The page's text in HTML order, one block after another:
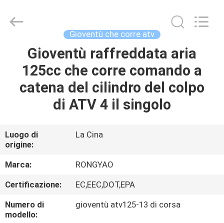
CASA
PRODOTTI
NOI
GIRO
DELLA
FABBRICA
Rongyao
Vehicle
Gioventù che corre atv
Gioventù raffreddata aria
125cc che corre comando a
catena del cilindro del colpo
di ATV 4 il singolo
Luogo di
origine:
La Cina
Marca:
RONGYAO
Certificazione:
EC,EEC,DOT,EPA
Numero di
modello:
gioventù atv125-13 di corsa